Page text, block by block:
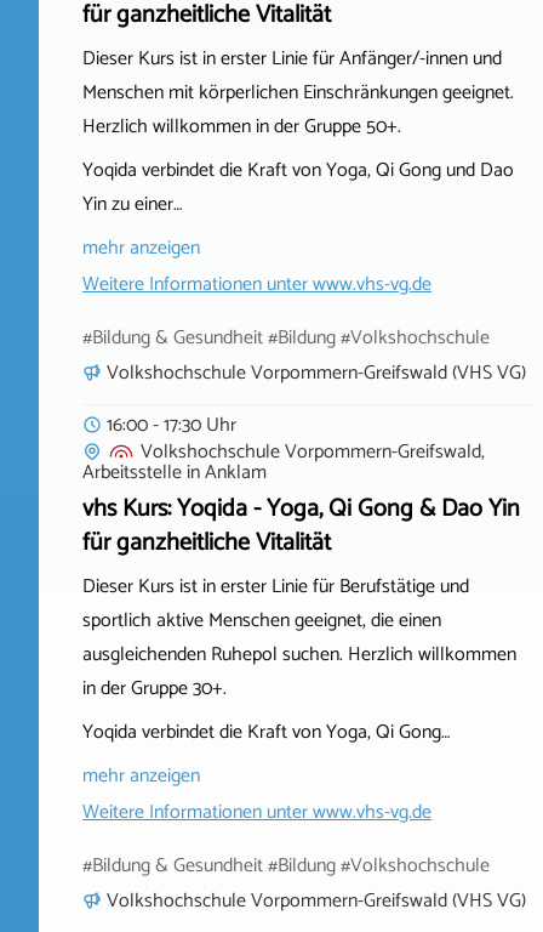
für ganzheitliche Vitalität
Dieser Kurs ist in erster Linie für Anfänger/-innen und
Menschen mit körperlichen Einschränkungen geeignet.
Herzlich willkommen in der Gruppe 50+.
Yoqida verbindet die Kraft von Yoga, Qi Gong und Dao
Yin zu einer…
mehr anzeigen
Weitere Informationen unterwww.vhs-vg.de
#Bildung & Gesundheit #Bildung #Volkshochschule
Volkshochschule Vorpommern-Greifswald (VHS VG)
16:00 - 17:30 Uhr
Volkshochschule Vorpommern-Greifswald,
ArbeitsstelleinAnklam
vhs Kurs: Yoqida - Yoga, Qi Gong & Dao Yin
für ganzheitliche Vitalität
Dieser Kurs ist in erster Linie für Berufstätige und
sportlich aktive Menschen geeignet, die einen
ausgleichenden Ruhepol suchen. Herzlich willkommen
in der Gruppe 30+.
Yoqida verbindet die Kraft von Yoga, Qi Gong…
mehr anzeigen
Weitere Informationen unterwww.vhs-vg.de
#Bildung & Gesundheit #Bildung #Volkshochschule
Volkshochschule Vorpommern-Greifswald (VHS VG)